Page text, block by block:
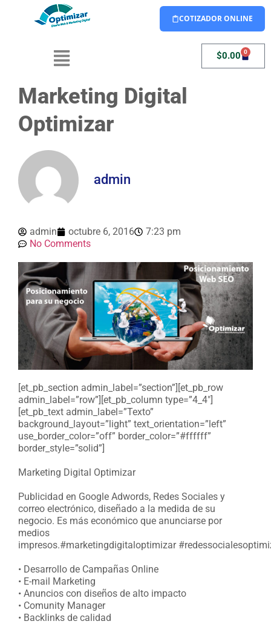
COTIZADOR ONLINE
$0.00 0
Marketing Digital
Optimizar
admin
admin octubre 6, 2016
7:23 pm
No Comments
[et_pb_section admin_label=”section”][et_pb_row
admin_label=”row”][et_pb_column type=”4_4″]
[et_pb_text admin_label=”Texto”
background_layout=”light” text_orientation=”left”
use_border_color=”off” border_color=”#ffffff”
border_style=”solid”]
Marketing Digital Optimizar
Publicidad en Google Adwords, Redes Sociales y
correo electrónico, diseñado a la medida de su
negocio. Es más económico que anunciarse por
medios
impresos.#marketingdigitaloptimizar
• Desarrollo de Campañas Online
• E-mail Marketing
• Anuncios con diseños de alto impacto
• Comunity Manager
• Backlinks de calidad